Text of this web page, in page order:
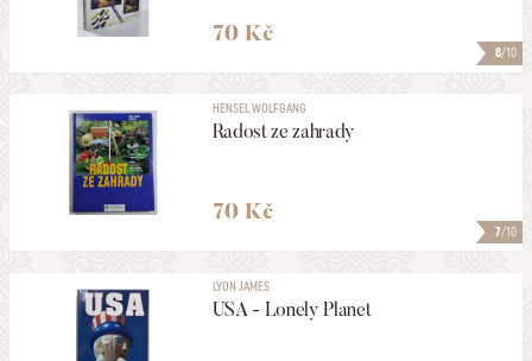
8/10
70 Kč
7/10
HENSEL WOLFGANG
Radost ze zahrady
70 Kč
LYON JAMES
USA - Lonely Planet